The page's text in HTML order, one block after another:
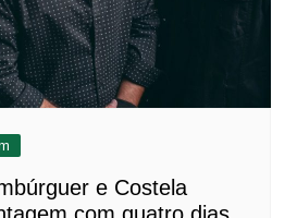
e Costela